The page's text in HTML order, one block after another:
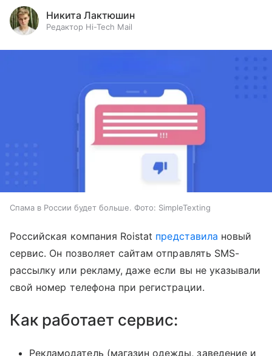
Никита Лактюшин
Редактор Hi-Tech Mail
Спама в России будет больше. Фото: SimpleTexting
Российская компания Roistat представила новый
сервис. Он позволяет сайтам отправлять SMS-
рассылку или рекламу, даже если вы не указывали
свой номер телефона при регистрации.
Как работает сервис:
Рекламодатель (магазин одежды, заведение и